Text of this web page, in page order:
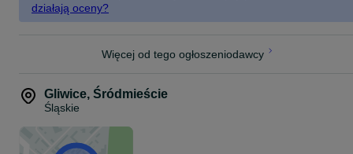
działają oceny?
Więcej od tego ogłoszeniodawcy
Gliwice, Śródmieście
Śląskie